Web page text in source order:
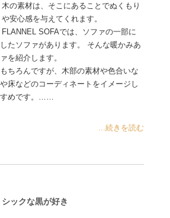
木の素材は、そこにあることでぬくもり
や安心感を与えてくれます。
FLANNEL SOFAでは、ソファの一部に
たソファがあります。 そんな暖かみあ
を紹介します。
ちろんですが、木部の素材や色合いな
床などのコーディネートをイメージし
すめです。……
...続きを読む
シックな黒が好き